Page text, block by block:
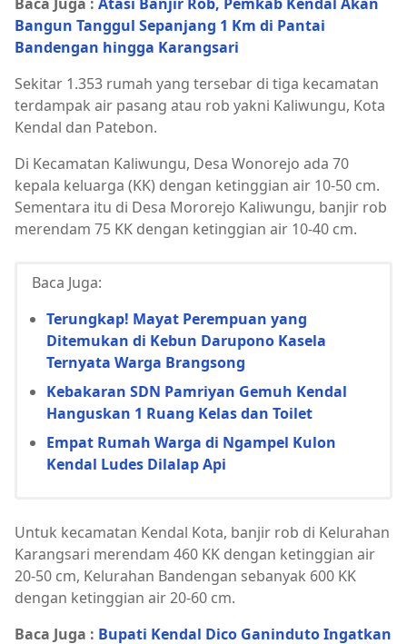
Bangun Tanggul Sepanjang 1 Km di Pantai
Bandengan hingga Karangsari
Sekitar 1.353 rumah yang tersebar di tiga kecamatan
terdampak air pasang atau rob yakni Kaliwungu, Kota
Kendal dan Patebon.
Di Kecamatan Kaliwungu, Desa Wonorejo ada 70
kepala keluarga (KK) dengan ketinggian air 10-50 cm.
Sementara itu di Desa Mororejo Kaliwungu, banjir rob
merendam 75 KK dengan ketinggian air 10-40 cm.
Baca Juga:
Terungkap! Mayat Perempuan yang
Ditemukan di Kebun Darupono Kasela
Ternyata Warga Brangsong
Kebakaran SDN Pamriyan Gemuh Kendal
Hanguskan 1 Ruang Kelas dan Toilet
Empat Rumah Warga di Ngampel Kulon
Kendal Ludes Dilalap Api
Untuk kecamatan Kendal Kota, banjir rob di Kelurahan
Karangsari merendam 460 KK dengan ketinggian air
20-50 cm, Kelurahan Bandengan sebanyak 600 KK
dengan ketinggian air 20-60 cm.
Baca Juga : Bupati Kendal Dico Ganinduto Ingatkan